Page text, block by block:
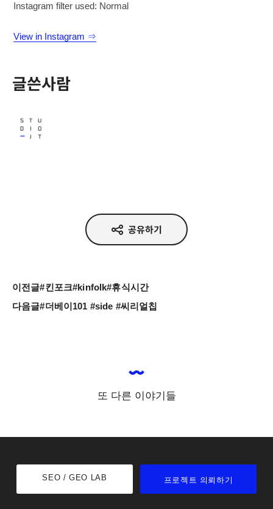
Instagram filter used: Normal
View in Instagram ⇒
글쓴사람
Studio JT
공유하기
이전글#킨포크#kinfolk#휴식시간
다음글#더베이101 #side #씨리얼칩
또 다른 이야기들
SEO / GEO LAB 프로젝트 의뢰하기